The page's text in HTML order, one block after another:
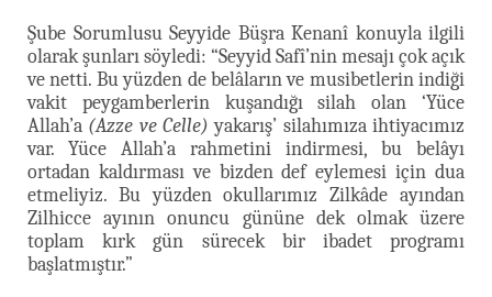
Şube Sorumlusu Seyyide Büşra Kenanî konuyla ilgili
olarak şunları söyledi: “Seyyid Safî’nin mesajı çok açık
ve netti. Bu yüzden de belâların ve musibetlerin indiği
vakit peygamberlerin kuşandığı silah olan ‘Yüce
Allah’a (Azze ve Celle) yakarış’ silahımıza ihtiyacımız
var. Yüce Allah’a rahmetini indirmesi, bu belâyı
ortadan kaldırması ve bizden def eylemesi için dua
etmeliyiz. Bu yüzden okullarımız Zilkâde ayından
Zilhicce ayının onuncu gününe dek olmak üzere
toplam kırk gün sürecek bir ibadet programı
başlatmıştır.”